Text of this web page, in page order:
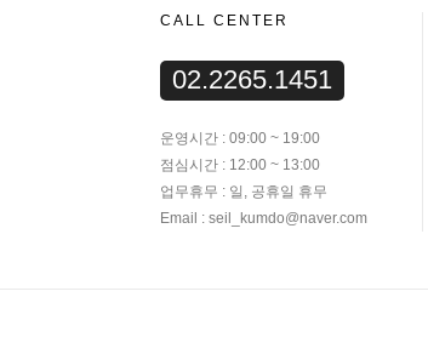
CALL CENTER
02.2265.1451
운영시간 : 09:00 ~ 19:00
점심시간 : 12:00 ~ 13:00
업무휴무 : 일, 공휴일 휴무
Email : seil_kumdo@naver.com